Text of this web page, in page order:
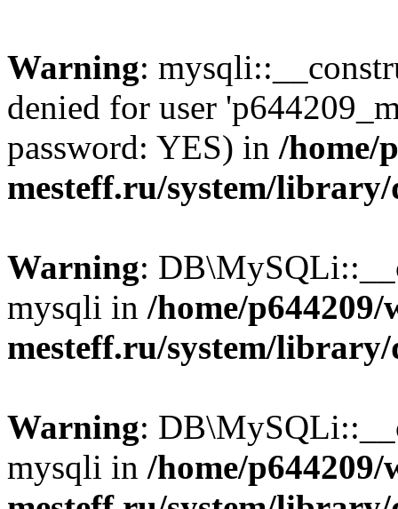
Warning:
denied for user
password: YES) in /home/
mesteff.ru/system/
Warning:
mysqli in /home/
mesteff.ru/system/
Warning:
mysqli in /home/